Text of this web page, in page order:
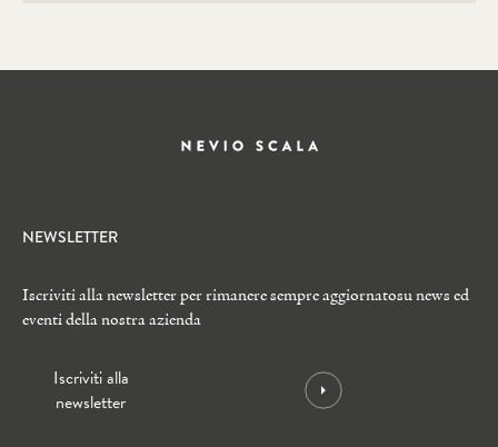
NEWSLETTER
Iscriviti alla newsletter per rimanere sempre aggiornatosu news ed
eventi della nostra azienda
Iscriviti alla
newsletter